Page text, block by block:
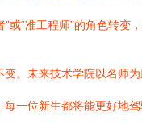
”或“准工程师”的角色转
变。未来技术学院以名师
一位新生都将能更好地